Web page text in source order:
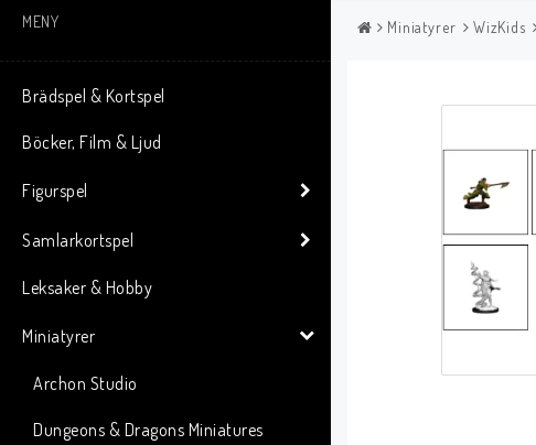
MENY
Brädspel & Kortspel
Böcker, Film & Ljud
Figurspel
Samlarkortspel
Leksaker & Hobby
Miniatyrer
Archon Studio
Dungeons & Dragons Miniatures
Miniatyrer WizKids